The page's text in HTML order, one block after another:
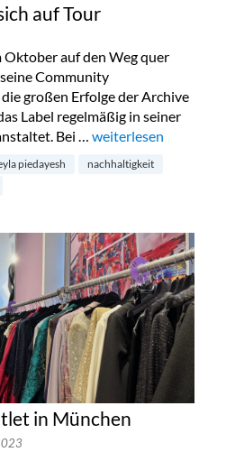
auf Tour
Oktober auf den Weg quer
Community
großen Erfolge der Archive
Label regelmäßig in seiner
Bei … „lala Berlin begibt
weiterlesen
piedayesh
nachhaltigkeit
in München